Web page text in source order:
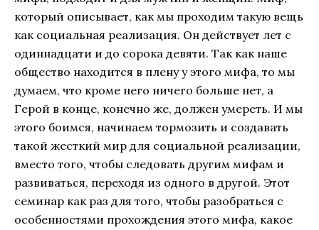
который описывает, как мы проходим такую вещь
как социальная реализация. Он действует лет с
одиннадцати и до сорока девяти. Так как наше
общество находится в плену у этого мифа, то мы
думаем, что кроме него ничего больше нет, а
Герой в конце, конечно же, должен умереть. И мы
этого боимся, начинаем тормозить и создавать
такой жесткий мир для социальной реализации,
вместо того, чтобы следовать другим мифам и
развиваться, переходя из одного в другой. Этот
семинар как раз для того, чтобы разобраться с
особенностями прохождения этого мифа, какое